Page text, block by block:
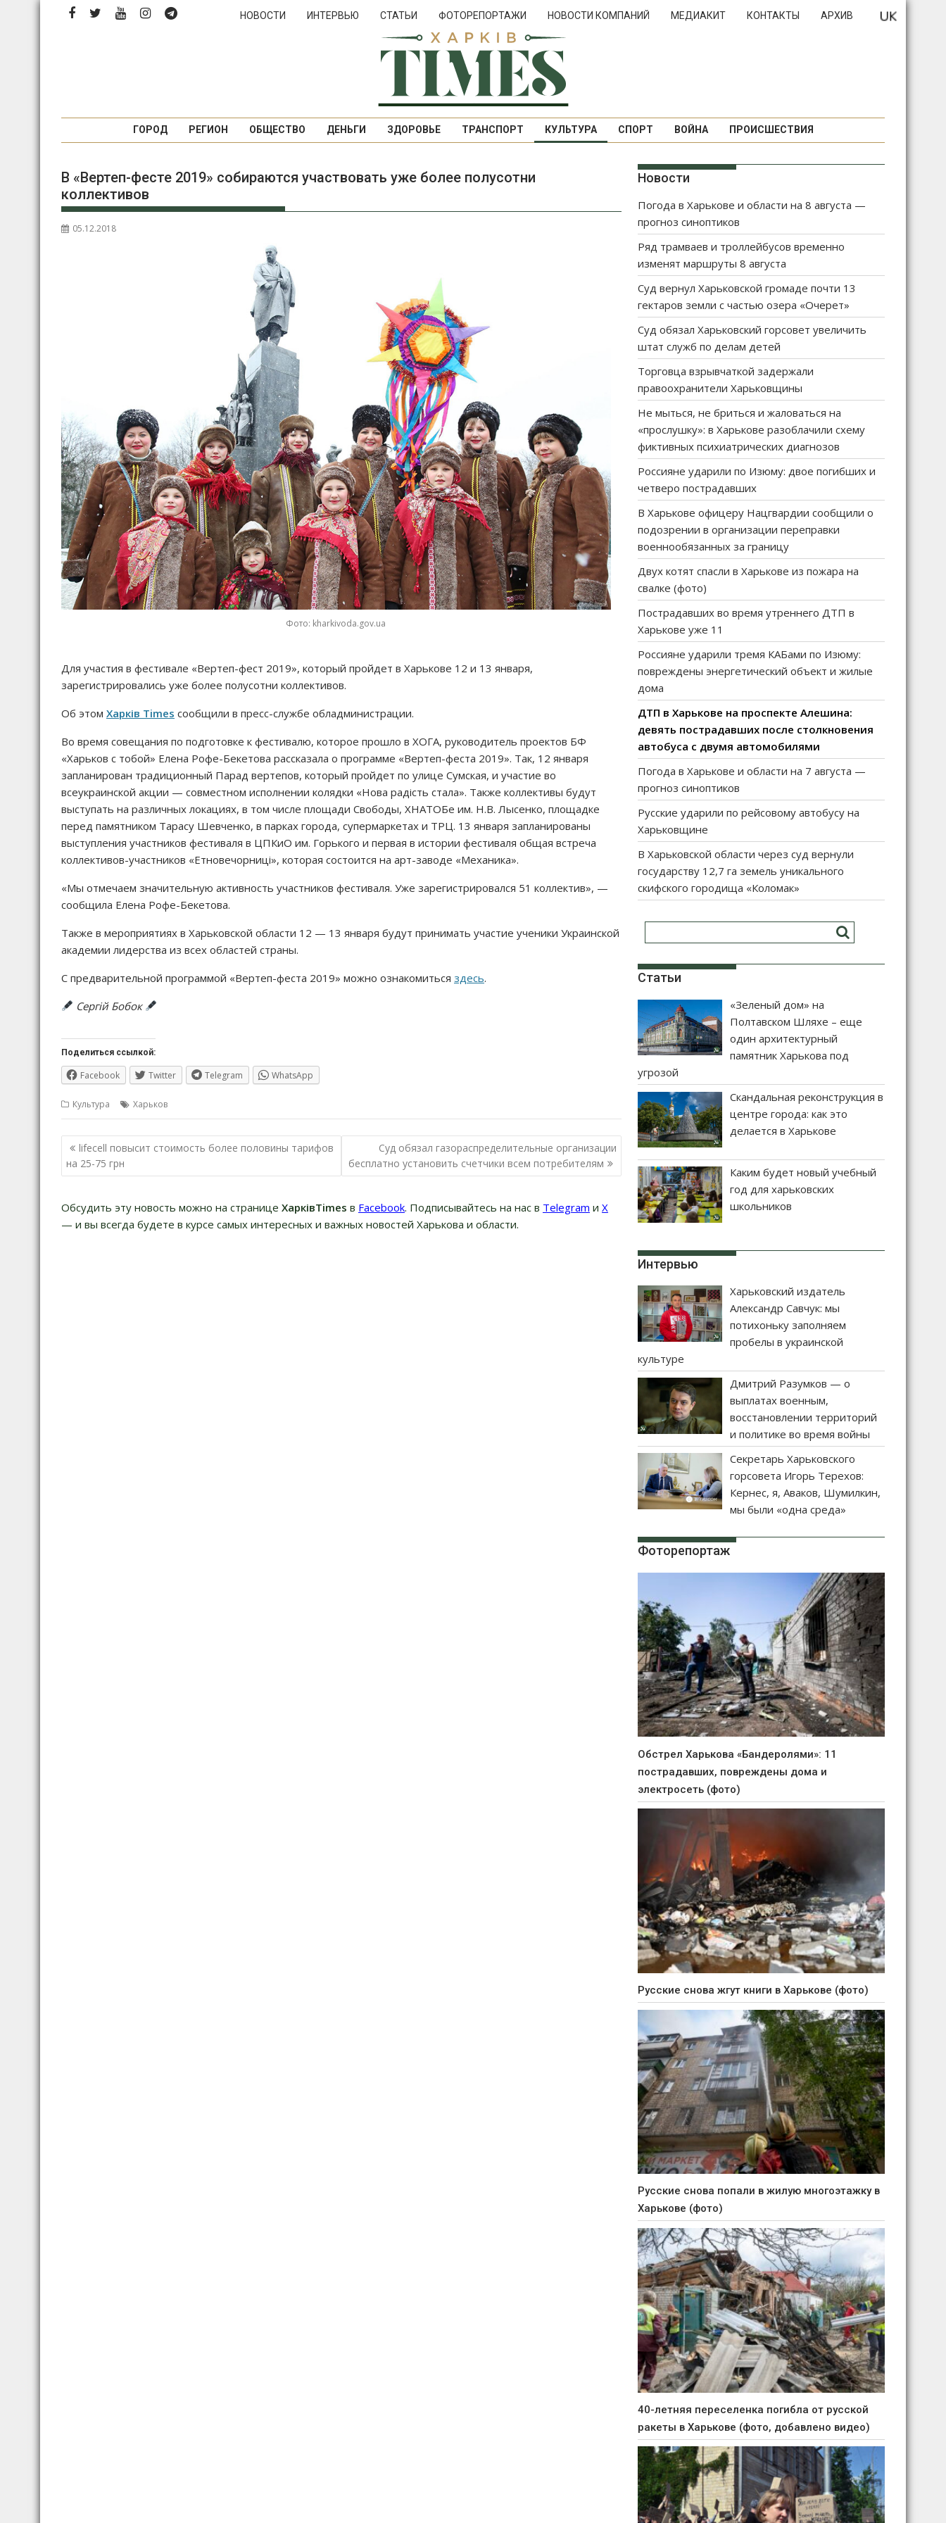
Перейти
НОВОСТИ ИНТЕРВЬЮ СТАТЬИ ФОТОРЕПОРТАЖИ НОВОСТИ КОМПАНИЙ МЕДИАКИТ КОНТАКТЫ АРХИВ
ГОРОД РЕГИОН ОБЩЕСТВО ДЕНЬГИ ЗДОРОВЬЕ ТРАНСПОРТ КУЛЬТУРА СПОРТ ВОЙНА ПРОИСШЕСТВИЯ
В «Вертеп-фесте 2019» собираются участвовать уже более полусотни
коллективов
05.12.2018
Фото: kharkivoda.gov.ua
Для участия в фестивале «Вертеп-фест 2019», который пройдет в Харькове 12 и 13 января,
зарегистрировались уже более полусотни коллективов.
Об этом Харків Times сообщили в пресс-службе обладминистрации.
Во время совещания по подготовке к фестивалю, которое прошло в ХОГА, руководитель проектов БФ
«Харьков с тобой» Елена Рофе-Бекетова рассказала о программе «Вертеп-феста 2019». Так, 12 января
запланирован традиционный Парад вертепов, который пройдет по улице Сумская, и участие во
всеукраинской акции — совместном исполнении колядки «Нова радість стала». Также коллективы будут
выступать на различных локациях, в том числе площади Свободы, ХНАТОБе им. Н.В. Лысенко, площадке
перед памятником Тарасу Шевченко, в парках города, супермаркетах и ТРЦ. 13 января запланированы
выступления участников фестиваля в ЦПКиО им. Горького и первая в истории фестиваля общая встреча
коллективов-участников «Етновечорниці», которая состоится на арт-заводе «Механика».
«Мы отмечаем значительную активность участников фестиваля. Уже зарегистрировался 51 коллектив», —
сообщила Елена Рофе-Бекетова.
Также в мероприятиях в Харьковской области 12 — 13 января будут принимать участие ученики Украинской
академии лидерства из всех областей страны.
С предварительной программой «Вертеп-феста 2019» можно ознакомиться здесь.
Сергій Бобок
Поделиться ссылкой:
Facebook Twitter Telegram WhatsApp
Культура Харьков
Навигация
по
записям
lifecell повысит стоимость более половины тарифов
на 25-75 грн
Суд обязал газораспределительные организации
бесплатно установить счетчики всем потребителям
Обсудить эту новость можно на странице ХарківTimes в Facebook. Подписывайтесь на нас в Telegram и Х
— и вы всегда будете в курсе самых интересных и важных новостей Харькова и области.
Новости
Погода в Харькове и области на 8 августа —
прогноз синоптиков
Ряд трамваев и троллейбусов временно
изменят маршруты 8 августа
Суд вернул Харьковской громаде почти 13
гектаров земли с частью озера «Очерет»
Суд обязал Харьковский горсовет увеличить
штат служб по делам детей
Торговца взрывчаткой задержали
правоохранители Харьковщины
Не мыться, не бриться и жаловаться на
«прослушку»: в Харькове разоблачили схему
фиктивных психиатрических диагнозов
Россияне ударили по Изюму: двое погибших и
четверо пострадавших
В Харькове офицеру Нацгвардии сообщили о
подозрении в организации переправки
военнообязанных за границу
Двух котят спасли в Харькове из пожара на
свалке (фото)
Пострадавших во время утреннего ДТП в
Харькове уже 11
Россияне ударили тремя КАБами по Изюму:
повреждены энергетический объект и жилые
дома
ДТП в Харькове на проспекте Алешина:
девять пострадавших после столкновения
автобуса с двумя автомобилями
Погода в Харькове и области на 7 августа —
прогноз синоптиков
Русские ударили по рейсовому автобусу на
Харьковщине
В Харьковской области через суд вернули
государству 12,7 га земель уникального
скифского городища «Коломак»
Статьи
«Зеленый дом» на
Полтавском Шляхе – еще
один архитектурный
памятник Харькова под
угрозой
Скандальная реконструкция в
центре города: как это
делается в Харькове
Каким будет новый учебный
год для харьковских
школьников
Интервью
Харьковский издатель
Александр Савчук: мы
потихоньку заполняем
пробелы в украинской
культуре
Дмитрий Разумков — о
выплатах военным,
восстановлении территорий
и политике во время войны
Секретарь Харьковского
горсовета Игорь Терехов:
Кернес, я, Аваков, Шумилкин,
мы были «одна среда»
Фоторепортаж
Обстрел Харькова «Бандеролями»: 11
пострадавших, повреждены дома и
электросеть (фото)
Русские снова жгут книги в Харькове (фото)
Русские снова попали в жилую многоэтажку в
Харькове (фото)
40-летняя переселенка погибла от русской
ракеты в Харькове (фото, добавлено видео)